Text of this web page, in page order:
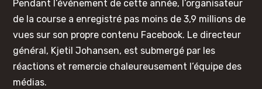
Pendant l’événement de cette année, l’organisateur
de la course a enregistré pas moins de 3,9 millions de
vues sur son propre contenu Facebook. Le directeur
général, Kjetil Johansen, est submergé par les
réactions et remercie chaleureusement l’équipe des
médias.